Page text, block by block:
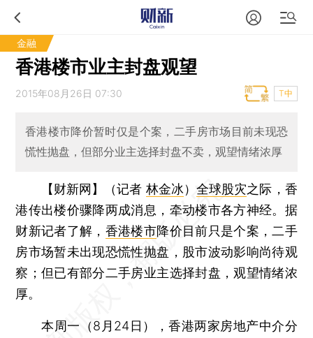
金融
香港楼市业主封盘观望
2015年08月26日 07:30 T中
香港楼市降价暂时仅是个案，二手房市场目前未现恐
慌性抛盘，但部分业主选择封盘不卖，观望情绪浓厚
【财新网】（记者 林金冰） 全球股灾之际，香
港传出楼价骤降两成消息，牵动楼市各方神经。据
财新记者了解， 香港楼市降价目前只是个案，二手
房市场暂未出现恐慌性抛盘，股市波动影响尚待观
察；但已有部分二手房业主选择封盘，观望情绪浓
厚。
本周一（8月24日），香港两家房地产中介分